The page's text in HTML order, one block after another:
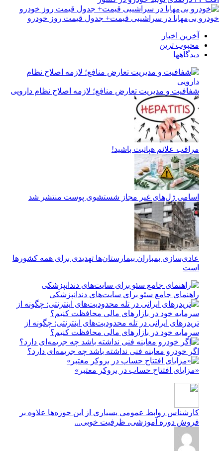
خودرو بی‌مهابا در سراشیبی قیمت+ جدول قیمت روز خودرو
آخرین اخبار
محبوب ترین
دیدگاهها
شفافیت و مدیریت تعارض منافع؛ لازمه اصلاح نظام دارویی
مراقب علائم هپاتیت باشید!
اسامی ژل‌های غیر مجاز شستشوی پوست منتشر شد
عادی‌سازی بمباران بیمارستان‌ها تهدیدی برای همه کشورها
است
راهنمای جامع سئو برای سایت‌های دندانپزشکی
تریدرهای ایرانی در تله محدودیت‌های اینترنتی: چگونه از
سرمایه خود در بازارهای مالی محافظت کنیم؟
اگر خودرو معاینه فنی نداشته باشد چه جریمه‌ای دارد؟
«مزایای افتتاح حساب در بروکر معتبر»
کارشناس روابط عمومی بسیاری از این حوزه‌ها علاوه بر
فروش دوره آموزشی، ظرفیت خوبی...